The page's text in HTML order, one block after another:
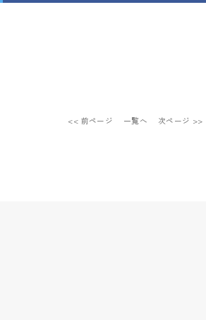
<< 前ページ 一覧へ 次ページ >>